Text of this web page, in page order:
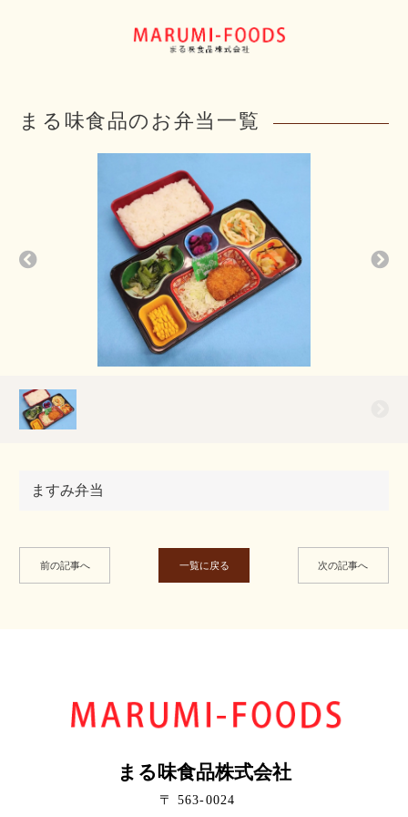
まる味食品のお弁当一覧
ますみ弁当
前の記事へ 一覧に戻る 次の記事へ
まる味食品株式会社
〒 563-0024